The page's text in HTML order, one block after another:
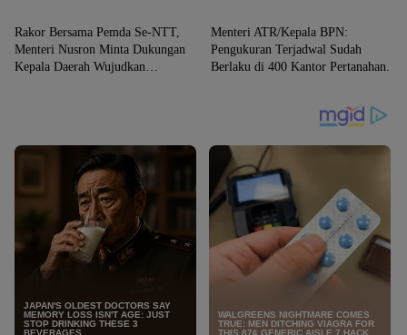
Rakor Bersama Pemda Se-NTT,
Menteri Nusron Minta Dukungan
Kepala Daerah Wujudkan
Menteri ATR/Kepala BPN:
Pengukuran Terjadwal Sudah
Berlaku di 400 Kantor Pertanahan.